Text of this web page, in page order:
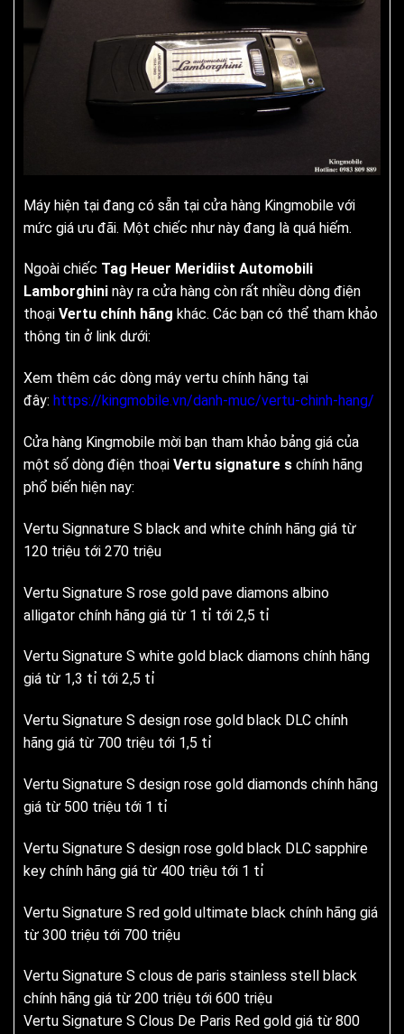
Máy hiện tại đang có sẵn tại cửa hàng Kingmobile với
mức giá ưu đãi. Một chiếc như này đang là quá hiếm.
Ngoài chiếc Tag Heuer Meridiist Automobili
Lamborghini này ra cửa hàng còn rất nhiều dòng điện
thoại Vertu chính hãng khác. Các bạn có thể tham khảo
thông tin ở link dưới:
Xem thêm các dòng máy vertu chính hãng tại
đây: https://kingmobile.vn/danh-muc/vertu-chinh-hang/
Cửa hàng Kingmobile mời bạn tham khảo bảng giá của
một số dòng điện thoại Vertu signature s chính hãng
phổ biến hiện nay:
Vertu Signnature S black and white chính hãng giá từ
120 triệu tới 270 triệu
Vertu Signature S rose gold pave diamons albino
alligator chính hãng giá từ 1 tỉ tới 2,5 tỉ
Vertu Signature S white gold black diamons chính hãng
giá từ 1,3 tỉ tới 2,5 tỉ
Vertu Signature S design rose gold black DLC chính
hãng giá từ 700 triệu tới 1,5 tỉ
Vertu Signature S design rose gold diamonds chính hãng
giá từ 500 triệu tới 1 tỉ
Vertu Signature S design rose gold black DLC sapphire
key chính hãng giá từ 400 triệu tới 1 tỉ
Vertu Signature S red gold ultimate black chính hãng giá
từ 300 triệu tới 700 triệu
Vertu Signature S clous de paris stainless stell black
chính hãng giá từ 200 triệu tới 600 triệu
Vertu Signature S Clous De Paris Red gold giá từ 800